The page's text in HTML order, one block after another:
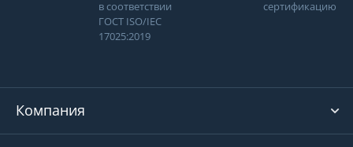
в соответствии
ГОСТ ISO/IEC
17025:2019
сертификацию
Компания